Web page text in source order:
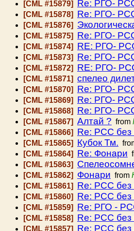
[CML #15879] Re: РГО-
[CML #15878] Re: РГО-
[CML #15876]
[CML #15875] Re: РГО-
[CML #15874] RE: РГО-
[CML #15873] Re: РГО-
[CML #15872] RE: РГО-
[CML #15871] спелео
[CML #15870] Re: РГО-
[CML #15869] Re: РГО-
[CML #15868] Re: РГО-
[CML #15867] Алтай ? from
[CML #15866] Re: РСС без
[CML #15865] Кубок Тм.
[CML #15864] Re: Фонари
[CML #15863]
[CML #15862] Фонари from
[CML #15861] Re: РСС без
[CML #15860] Re: РСС без
[CML #15859] Re: РГО -
[CML #15858] Re: РСС без
[CML #15857] Re: РСС без